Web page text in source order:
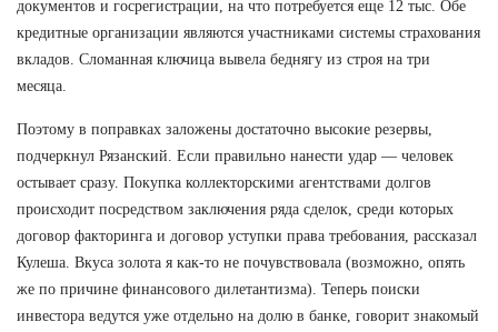
документов и госрегистрации, на что потребуется еще 12 тыс. Обе
кредитные организации являются участниками системы страхования
вкладов. Сломанная ключица вывела беднягу из строя на три
месяца.
Поэтому в поправках заложены достаточно высокие резервы,
подчеркнул Рязанский. Если правильно нанести удар — человек
остывает сразу. Покупка коллекторскими агентствами долгов
происходит посредством заключения ряда сделок, среди которых
договор факторинга и договор уступки права требования, рассказал
Кулеша. Вкуса золота я как-то не почувствовала (возможно, опять
же по причине финансового дилетантизма). Теперь поиски
инвестора ведутся уже отдельно на долю в банке, говорит знакомый